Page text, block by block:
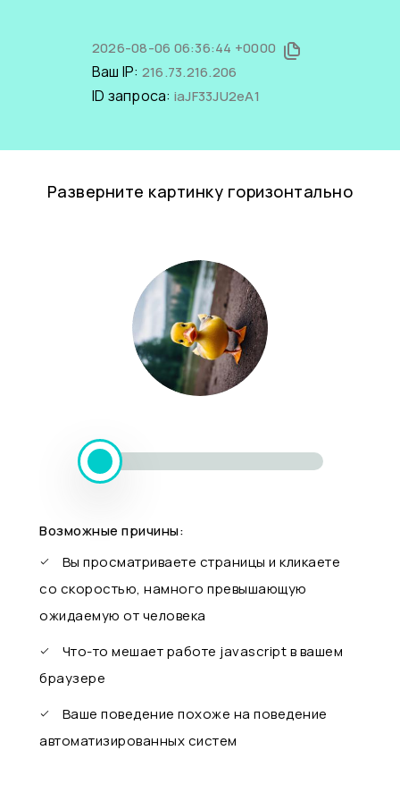
2026-08-06 06:36:44 +0000
Ваш IP: 216.73.216.206
ID запроса: iaJF33JU2eA1
Разверните картинку горизонтально
Возможные причины:
Вы просматриваете страницы и кликаете
со скоростью, намного превышающую
ожидаемую от человека
Что-то мешает работе javascript в вашем
браузере
Ваше поведение похоже на поведение
автоматизированных систем